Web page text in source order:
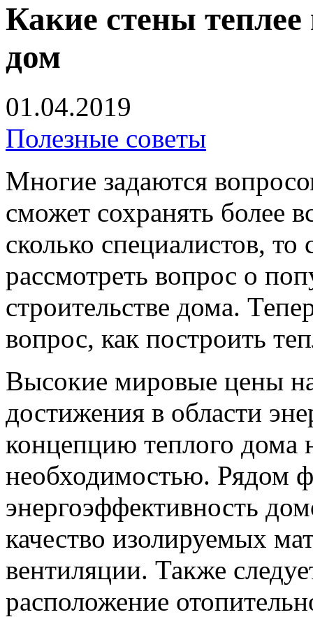
Какие стены теплее
дом
01.04.2019
Полезные советы
Многие задаются
сможет сохранять более
сколько специалистов,
рассмотреть вопрос о
строительстве дома.
вопрос, как построить
Высокие мировые цены
достижения в области
концепцию теплого дома
необходимостью. Рядом
энергоэффективность
качество изолируемых
вентиляции. Также
расположение